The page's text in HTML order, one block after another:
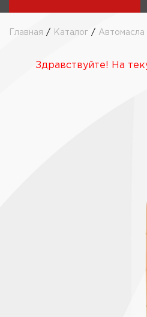
Главная / Каталог / Автомасла
Здравствуйте! На